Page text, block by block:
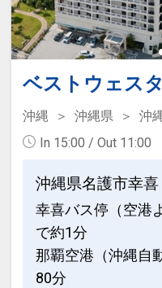
性がございます
◆ ご案内 ◆
・客室内Wi-Fi利
・ベビーベッド
ードのレンタル
・コインランド
設定期間：2026
30日
インターネット
200000045521
ン・氏名・人員
があった場合、
ません。
※割引適用後の
「空室照会結果
さい。
【３０日前まで
割引がございま
ご宿泊の３０日
ると
1泊につきおひと
ベストウェス
沖縄 沖縄県 沖
In 15:00 / Out 11:00
沖縄県名護市幸喜
幸喜バス停（空港
で約1分
那覇空港（沖縄自
80分